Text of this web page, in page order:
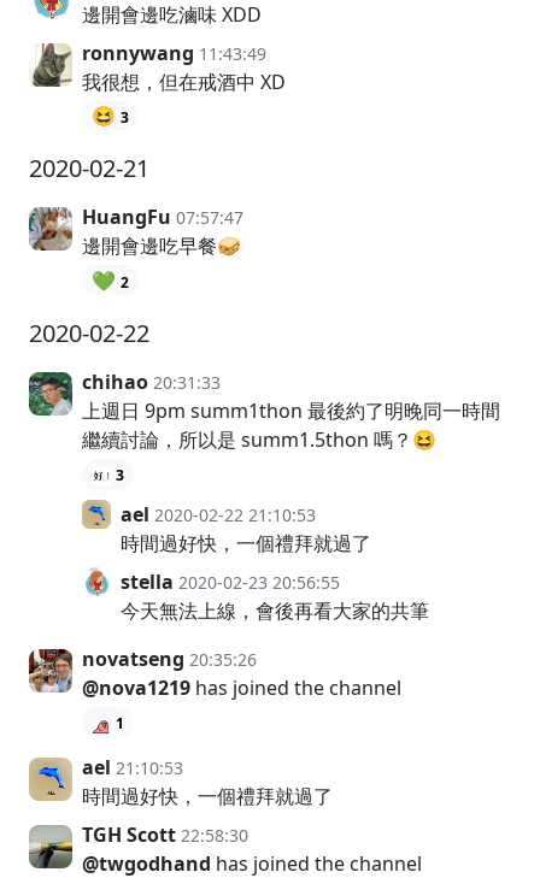
邊開會邊吃滷味 XDD
ronnywang 11:43:49
我很想，但在戒酒中 XD
😆 3
2020-02-21
HuangFu 07:57:47
邊開會邊吃早餐🥪
💚 2
2020-02-22
chihao 20:31:33
上週日 9pm summ1thon 最後約了明晚同一時間
繼續討論，所以是 summ1.5thon 嗎？😆
3
ael 2020-02-22 21:10:53
時間過好快，一個禮拜就過了
stella 2020-02-23 20:56:55
今天無法上線，會後再看大家的共筆
novatseng 20:35:26
@nova1219 has joined the channel
1
ael 21:10:53
時間過好快，一個禮拜就過了
TGH Scott 22:58:30
@twgodhand has joined the channel